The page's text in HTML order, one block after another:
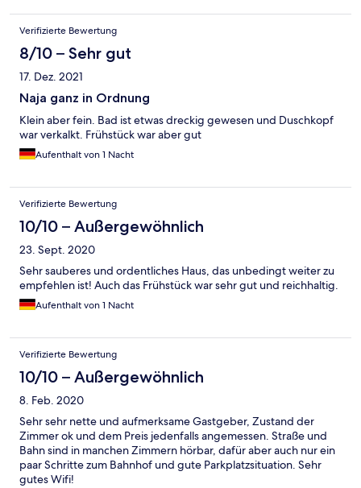
Verifizierte Bewertung
8/10 – Sehr gut
17. Dez. 2021
Naja ganz in Ordnung
Klein aber fein. Bad ist etwas dreckig gewesen und Duschkopf
war verkalkt. Frühstück war aber gut
Aufenthalt von 1 Nacht
Verifizierte Bewertung
10/10 – Außergewöhnlich
23. Sept. 2020
Sehr sauberes und ordentliches Haus, das unbedingt weiter zu
empfehlen ist! Auch das Frühstück war sehr gut und reichhaltig.
Aufenthalt von 1 Nacht
Verifizierte Bewertung
10/10 – Außergewöhnlich
8. Feb. 2020
Sehr sehr nette und aufmerksame Gastgeber, Zustand der
Zimmer ok und dem Preis jedenfalls angemessen. Straße und
Bahn sind in manchen Zimmern hörbar, dafür aber auch nur ein
paar Schritte zum Bahnhof und gute Parkplatzsituation. Sehr
gutes Wifi!